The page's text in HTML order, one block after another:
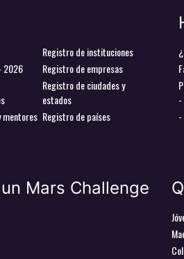
2026
mentores
Registro de instituciones
Registro de empresas
Registro de ciudades y
estados
Registro de países
-
-
Mars Challenge